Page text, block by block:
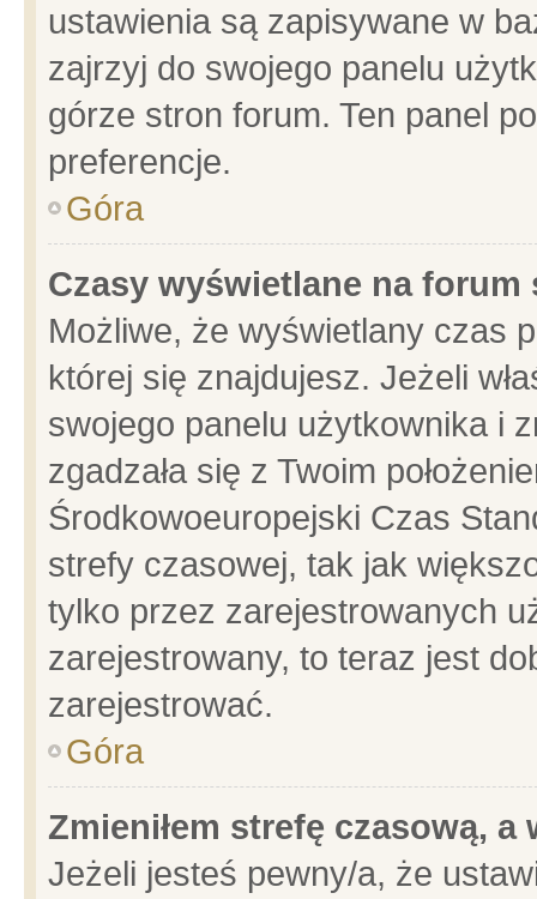
ustawienia są zapisywane w
zajrzyj do swojego panelu
górze stron forum. Ten panel
preferencje.
Góra
Czasy wyświetlane na forum
Możliwe, że wyświetlany czas
której się znajdujesz. Jeżeli
swojego panelu użytkownika i
zgadzała się z Twoim
Środkowoeuropejski Czas
strefy czasowej, tak jak
tylko przez zarejestrowanych
zarejestrowany, to teraz jest
zarejestrować.
Góra
Zmieniłem strefę czasową,
Jeżeli jesteś pewny/a, że